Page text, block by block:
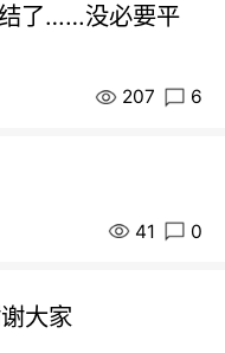
了……没必要平
207 6
41 0
大家